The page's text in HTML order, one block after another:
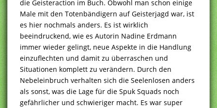
die Geisteraction im Buch. Obwohl man schon einige
Male mit den Totenbändigern auf Geisterjagd war, ist
es hier nochmals anders. Es ist wirklich
beeindruckend, wie es Autorin Nadine Erdmann
immer wieder gelingt, neue Aspekte in die Handlung
einzuflechten und damit zu überraschen und
Situationen komplett zu verändern. Durch den
Nebeleinbruch verhalten sich die Seelenlosen anders
als sonst, was die Lage für die Spuk Squads noch
gefährlicher und schwieriger macht. Es war super